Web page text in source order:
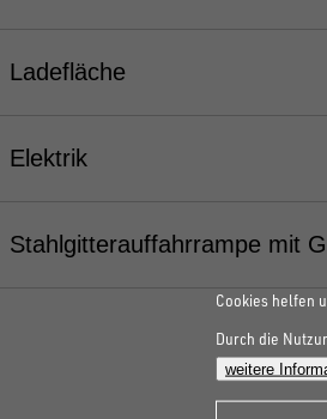
Ladefläche
Elektrik
Stahlgitterauffahrrampe mit
Cookies helfen
Durch die
weitere